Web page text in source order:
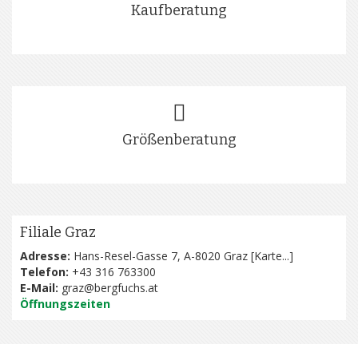
Kaufberatung
Größenberatung
Filiale Graz
Adresse: Hans-Resel-Gasse 7, A-8020 Graz [Karte...]
Telefon: +43 316 763300
E-Mail: graz@bergfuchs.at
Öffnungszeiten